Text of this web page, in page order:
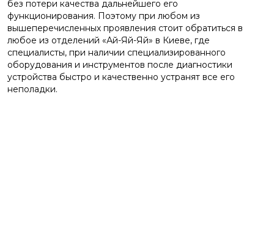
без потери качества дальнейшего его
функционирования. Поэтому при любом из
вышеперечисленных проявления стоит обратиться в
любое из отделений «Ай-Яй-Яй» в Киеве, где
специалисты, при наличии специализированного
оборудования и инструментов после диагностики
устройства быстро и качественно устранят все его
неполадки.